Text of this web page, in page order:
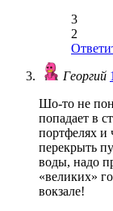
3
2
Георгий
Шо-то не
попадает в
портфелях и
перекрыть
воды, надо
«великих»
вокзале!